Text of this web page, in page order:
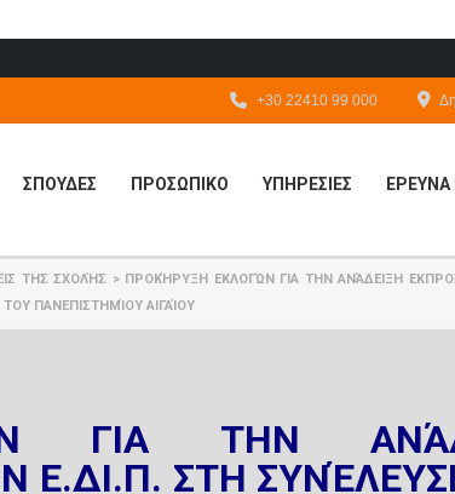
+30 22410 99 000
ΣΠΟΥΔΕΣ ΠΡΟΣΩΠΙΚΟ ΥΠΗΡΕΣΙΕΣ
ΤΗΣ ΣΧΟΛΉΣ > ΠΡΟΚΉΡΥΞΗ ΕΚΛΟΓΏΝ ΓΙΑ ΤΗΝ ΑΝΆΔΕΙΞΗ
ΠΑΝΕΠΙΣΤΗΜΊΟΥ ΑΙΓΑΊΟΥ
ΓΙΑ ΤΗΝ
Ε.ΔΙ.Π. ΣΤΗ